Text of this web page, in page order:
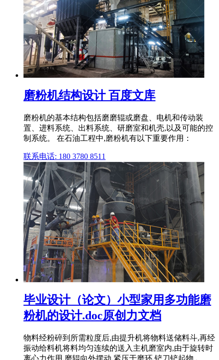
磨粉机结构设计 百度文库
磨粉机的基本结构包括磨磨辊或磨盘、电机和传动装
置、进料系统、出料系统、研磨室和机壳,以及可能的控
制系统。 在石油工程中,磨粉机有以下重要作用：
联系电话: 180 3780 8511
毕业设计（论文）小型家用多功能磨
粉机的设计.doc原创力文档
物料经粉碎到所需粒度后,由提升机将物料送储料斗,再经
振动给料机将料均匀连续的送入主机磨室内,由于旋转时
离心力作用,磨辊向外摆动,紧压于磨环,铲刀铲起物 .